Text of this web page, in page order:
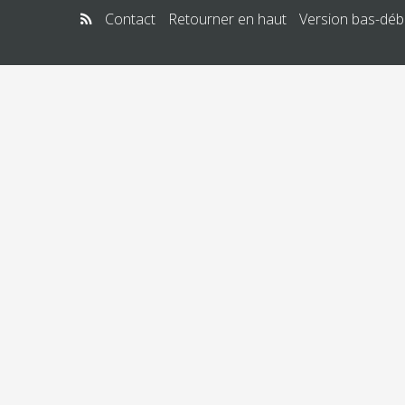
Contact Retourner en haut Version bas-